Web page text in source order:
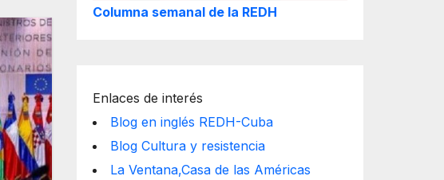
Columna semanal de la REDH
Enlaces de interés
Blog en inglés REDH-Cuba
Blog Cultura y resistencia
La Ventana,Casa de las Américas